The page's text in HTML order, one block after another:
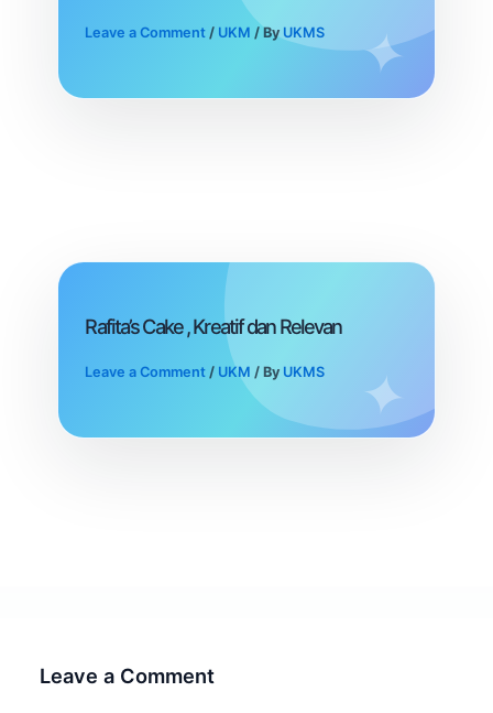
Leave a Comment / UKM / By UKMS
Rafita’s Cake , Kreatif dan Relevan
Leave a Comment / UKM / By UKMS
Leave a Comment